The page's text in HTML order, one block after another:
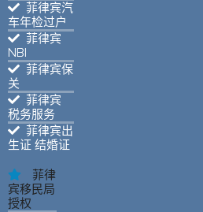
菲律宾汽
车年检过户
菲律宾
NBI
菲律宾保
关
菲律宾
税务服务
菲律宾出
生证 结婚证
菲律
宾移民局
授权